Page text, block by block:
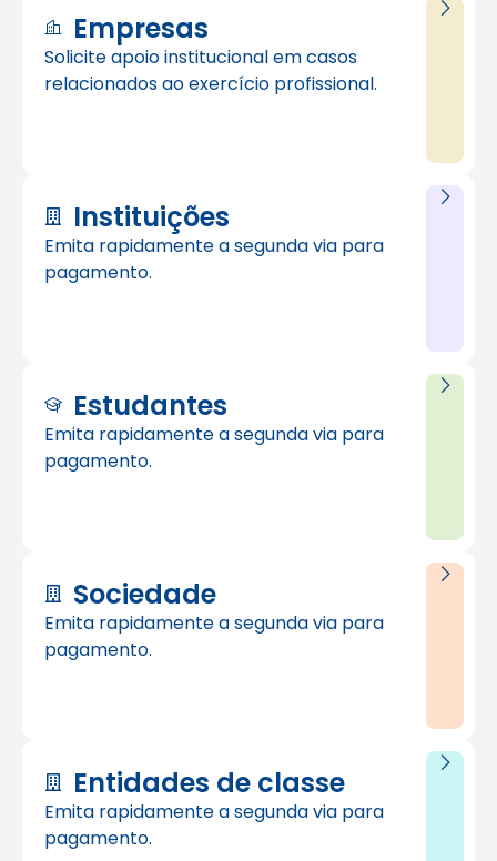
Empresas
Solicite apoio institucional em casos
relacionados ao exercício profissional.
Instituições
Emita rapidamente a segunda via para
pagamento.
Estudantes
Emita rapidamente a segunda via para
pagamento.
Sociedade
Emita rapidamente a segunda via para
pagamento.
Entidades de classe
Emita rapidamente a segunda via para
pagamento.